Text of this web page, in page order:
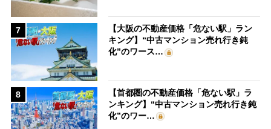
7
【大阪の不動産価格「危ない駅」ラン
キング】“中古マンション売れ行き鈍
化”のワース…
8
【首都圏の不動産価格「危ない駅」ラ
ンキング】“中古マンション売れ行き鈍
化”のワー…